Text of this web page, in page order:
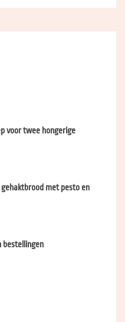
voor twee hongerige
met pesto en
bestellingen